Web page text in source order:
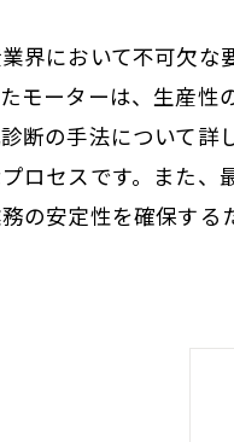
界において不可欠
モーターは、生産
断の手法について
ロセスです。また
の安定性を確保す